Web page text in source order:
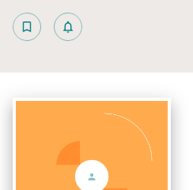
bookmark_border